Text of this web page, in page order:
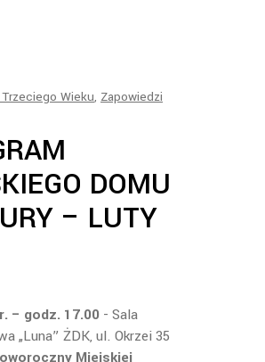
Wieku, Zapowiedzi
DOMU
– LUTY
– godz. 17.00 - Sala
„Luna” ŻDK, ul. Okrzei 35
Miejskiej